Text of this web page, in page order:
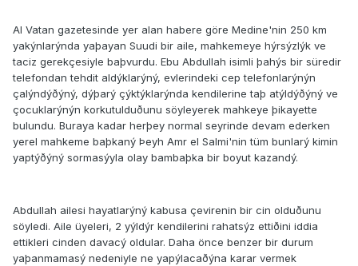
Al Vatan gazetesinde yer alan habere göre Medine'nin 250 km
yakýnlarýnda yaþayan Suudi bir aile, mahkemeye hýrsýzlýk ve
taciz gerekçesiyle baþvurdu. Ebu Abdullah isimli þahýs bir süredir
telefondan tehdit aldýklarýný, evlerindeki cep telefonlarýnýn
çalýndýðýný, dýþarý çýktýklarýnda kendilerine taþ atýldýðýný ve
çocuklarýnýn korkutulduðunu söyleyerek mahkeye þikayette
bulundu. Buraya kadar herþey normal seyrinde devam ederken
yerel mahkeme baþkaný Þeyh Amr el Salmi'nin tüm bunlarý kimin
yaptýðýný sormasýyla olay bambaþka bir boyut kazandý.
Abdullah ailesi hayatlarýný kabusa çevirenin bir cin olduðunu
söyledi. Aile üyeleri, 2 yýldýr kendilerini rahatsýz ettiðini iddia
ettikleri cinden davacý oldular. Daha önce benzer bir durum
yaþanmamasý nedeniyle ne yapýlacaðýna karar vermek